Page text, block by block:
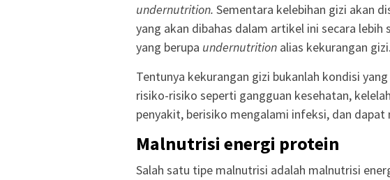
undernutrition. Sementara kelebihan gizi akan
yang akan dibahas dalam artikel ini secara
yang berupa undernutrition alias kekurangan gizi.
Tentunya kekurangan gizi bukanlah kondisi
risiko-risiko seperti gangguan kesehatan,
penyakit, berisiko mengalami infeksi, dan
Malnutrisi energi protein
Salah satu tipe malnutrisi adalah malnutrisi